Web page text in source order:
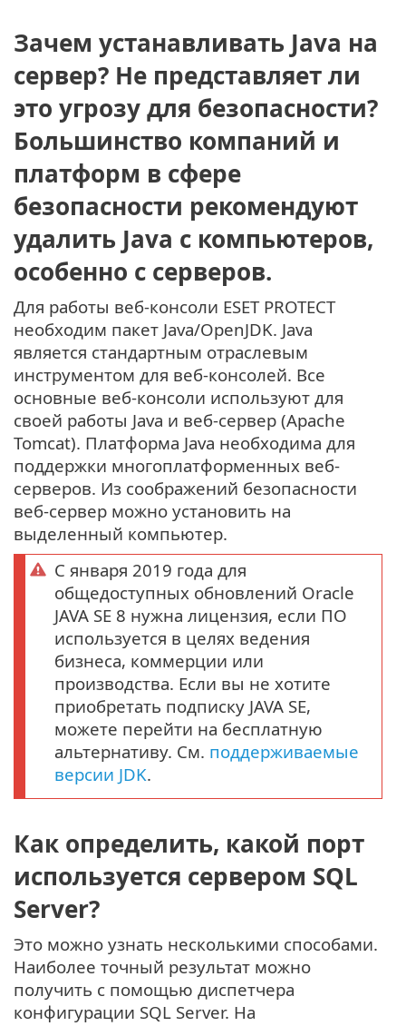
Зачем устанавливать Java на
сервер? Не представляет ли
это угрозу для безопасности?
Большинство компаний и
платформ в сфере
безопасности рекомендуют
удалить Java с компьютеров,
особенно с серверов.
Для работы веб-консоли ESET PROTECT
необходим пакет Java/OpenJDK. Java
является стандартным отраслевым
инструментом для веб-консолей. Все
основные веб-консоли используют для
своей работы Java и веб-сервер (Apache
Tomcat). Платформа Java необходима для
поддержки многоплатформенных веб-
серверов. Из соображений безопасности
веб-сервер можно установить на
выделенный компьютер.
С января 2019 года для
общедоступных обновлений Oracle
JAVA SE 8 нужна лицензия, если ПО
используется в целях ведения
бизнеса, коммерции или
производства. Если вы не хотите
приобретать подписку JAVA SE,
можете перейти на бесплатную
альтернативу. См. поддерживаемые
версии JDK.
Как определить, какой порт
используется сервером SQL
Server?
Это можно узнать несколькими способами.
Наиболее точный результат можно
получить с помощью диспетчера
конфигурации SQL Server. На